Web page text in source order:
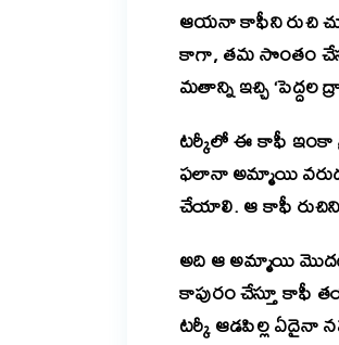
ఆయనా కాఫీని రుచి
కాగా, తమ సొంతం
మతాన్ని ఇచ్చి
టర్కీలో ఈ కాఫీ ఇంకా
ఫలానా అమ్మాయి
చేయాలి. ఆ కాఫీ
అది ఆ అమ్మాయి
కాపురం చేస్తూ కాఫీ
టర్కీ ఆడపిల్ల ఏదైనా